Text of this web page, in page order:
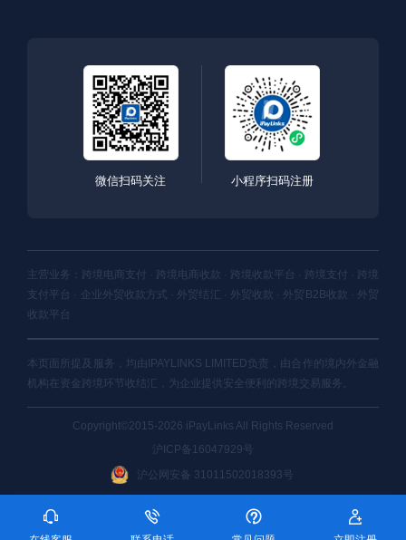
微信扫码关注 小程序扫码注册
主营业务：跨境电商支付 · 跨境电商收款 · 跨境收款平台 · 跨境支付 · 跨境
支付平台 · 企业外贸收款方式 · 外贸结汇 · 外贸收款 · 外贸B2B收款 · 外贸
收款平台
本页面所提及服务，均由IPAYLINKS LIMITED负责，由合作的境内外金融
机构在资金跨境环节收结汇，为企业提供安全便利的跨境交易服务。
Copyright©2015-2026 iPayLinks All Rights Reserved
沪ICP备16047929号
沪公网安备 31011502018393号